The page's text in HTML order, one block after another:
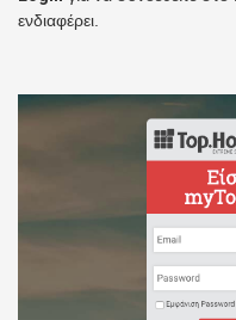
ενδιαφέρει.